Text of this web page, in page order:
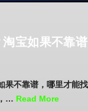
宝如果不靠
果不靠谱，哪里才能
… Read More